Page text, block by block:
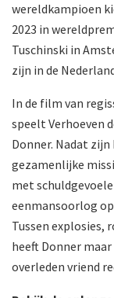
wereldkampioen
2023 in
Tuschinski in
zijn in de
In de film van
speelt Verhoeven
Donner. Nadat
gezamenlijke
met
eenmansoorlog
Tussen explosies,
heeft Donner
overleden vriend